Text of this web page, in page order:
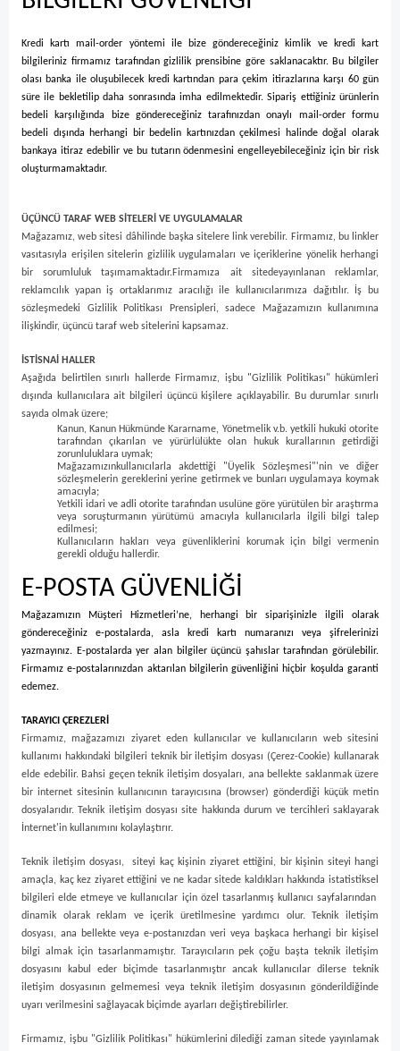
Kredi kartı mail-order yöntemi ile bize göndereceğiniz kimlik ve kredi kart
bilgileriniz firmamız tarafından gizlilik prensibine göre saklanacaktır. Bu bilgiler
olası banka ile oluşubilecek kredi kartından para çekim itirazlarına karşı 60 gün
süre ile bekletilip daha sonrasında imha edilmektedir. Sipariş ettiğiniz ürünlerin
bedeli karşılığında bize göndereceğiniz tarafınızdan onaylı mail-order formu
bedeli dışında herhangi bir bedelin kartınızdan çekilmesi halinde doğal olarak
bankaya itiraz edebilir ve bu tutarın ödenmesini engelleyebileceğiniz için bir risk
oluşturmamaktadır.
ÜÇÜNCÜ TARAF WEB SİTELERİ VE UYGULAMALAR
Mağazamız, web sitesi dâhilinde başka sitelere link verebilir. Firmamız, bu linkler
vasıtasıyla erişilen sitelerin gizlilik uygulamaları ve içeriklerine yönelik herhangi
bir sorumluluk taşımamaktadır.Firmamıza ait sitedeyayınlanan reklamlar,
reklamcılık yapan iş ortaklarımız aracılığı ile kullanıcılarımıza dağıtılır. İş bu
sözleşmedeki Gizlilik Politikası Prensipleri, sadece Mağazamızın kullanımına
ilişkindir, üçüncü taraf web sitelerini kapsamaz.
İSTİSNAİ HALLER
Aşağıda belirtilen sınırlı hallerde Firmamız, işbu "Gizlilik Politikası" hükümleri
dışında kullanıcılara ait bilgileri üçüncü kişilere açıklayabilir. Bu durumlar sınırlı
sayıda olmak üzere;
Kanun, Kanun Hükmünde Kararname, Yönetmelik v.b. yetkili hukuki otorite
tarafından çıkarılan ve yürürlülükte olan hukuk kurallarının getirdiği
zorunluluklara uymak;
Mağazamızınkullanıcılarla akdettiği "Üyelik Sözleşmesi"'nin ve diğer
sözleşmelerin gereklerini yerine getirmek ve bunları uygulamaya koymak
amacıyla;
Yetkili idari ve adli otorite tarafından usulüne göre yürütülen bir araştırma
veya soruşturmanın yürütümü amacıyla kullanıcılarla ilgili bilgi talep
edilmesi;
Kullanıcıların hakları veya güvenliklerini korumak için bilgi vermenin
gerekli olduğu hallerdir.
E-POSTA GÜVENLİĞİ
Mağazamızın Müşteri Hizmetleri’ne, herhangi bir siparişinizle ilgili olarak
göndereceğiniz e-postalarda, asla kredi kartı numaranızı veya şifrelerinizi
yazmayınız. E-postalarda yer alan bilgiler üçüncü şahıslar tarafından görülebilir.
Firmamız e-postalarınızdan aktarılan bilgilerin güvenliğini hiçbir koşulda garanti
edemez.
TARAYICI ÇEREZLERİ
Firmamız, mağazamızı ziyaret eden kullanıcılar ve kullanıcıların web sitesini
kullanımı hakkındaki bilgileri teknik bir iletişim dosyası (Çerez-Cookie) kullanarak
elde edebilir. Bahsi geçen teknik iletişim dosyaları, ana bellekte saklanmak üzere
bir internet sitesinin kullanıcının tarayıcısına (browser) gönderdiği küçük metin
dosyalarıdır. Teknik iletişim dosyası site hakkında durum ve tercihleri saklayarak
İnternet'in kullanımını kolaylaştırır.
Teknik iletişim dosyası, siteyi kaç kişinin ziyaret ettiğini, bir kişinin siteyi hangi
amaçla, kaç kez ziyaret ettiğini ve ne kadar sitede kaldıkları hakkında istatistiksel
bilgileri elde etmeye ve kullanıcılar için özel tasarlanmış kullanıcı sayfalarından
dinamik olarak reklam ve içerik üretilmesine yardımcı olur. Teknik iletişim
dosyası, ana bellekte veya e-postanızdan veri veya başkaca herhangi bir kişisel
bilgi almak için tasarlanmamıştır. Tarayıcıların pek çoğu başta teknik iletişim
dosyasını kabul eder biçimde tasarlanmıştır ancak kullanıcılar dilerse teknik
iletişim dosyasının gelmemesi veya teknik iletişim dosyasının gönderildiğinde
uyarı verilmesini sağlayacak biçimde ayarları değiştirebilirler.
Firmamız, işbu "Gizlilik Politikası" hükümlerini dilediği zaman sitede yayınlamak